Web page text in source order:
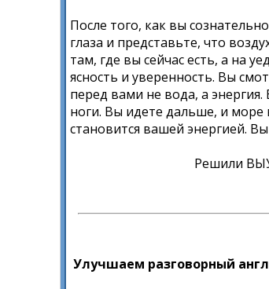
После того, как вы
глаза и представьте, что
там, где вы сейчас есть, а на
ясность и уверенность. Вы
перед вами не вода, а
ноги. Вы идете дальше, и море
становится вашей энергией.
Решили
Улучшаем разговорный